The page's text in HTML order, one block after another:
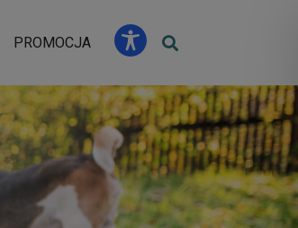
PROMOCJA